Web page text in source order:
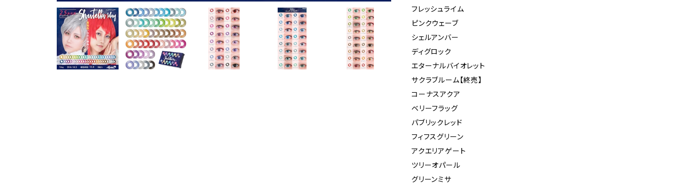
フレッシュライム
ピンクウェーブ
シェルアンバー
ディグロック
エターナルバイオレット
サクラブルーム【終売】
コーナスアクア
ベリーフラッグ
パブリックレッド
フィフスグリーン
アクエリアゲート
ツリーオパール
グリーンミサ